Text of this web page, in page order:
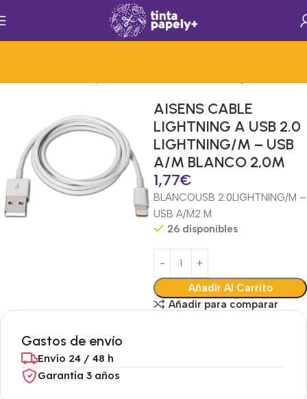
AISENS CABLE
LIGHTNING A USB 2.0
LIGHTNING/M – USB
A/M BLANCO 2,0M
1,77€
BLANCOUSB 2.0LIGHTNING/M –
USB A/M2 M
26 disponibles
Añadir Al Carrito
Añadir para comparar
Gastos de envío
Envío 24 / 48 h
Garantía 3 años